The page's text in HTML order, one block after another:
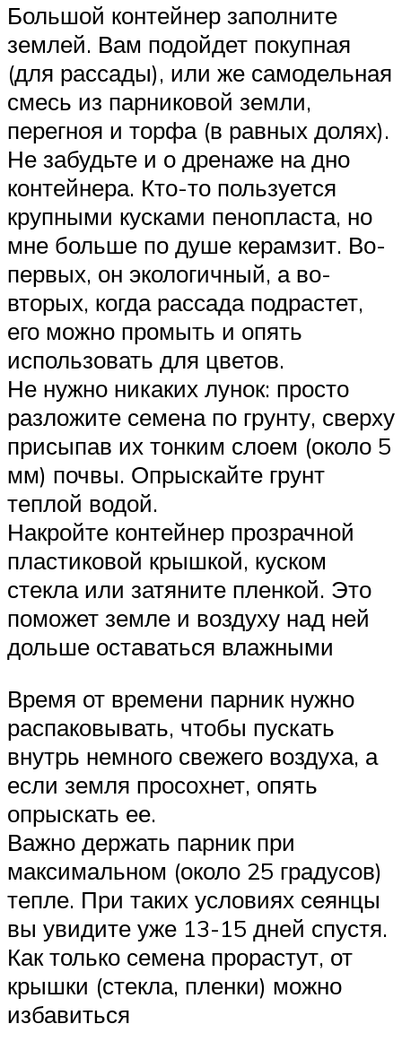
Большой контейнер заполните
землей. Вам подойдет покупная
(для рассады), или же самодельная
смесь из парниковой земли,
перегноя и торфа (в равных долях).
Не забудьте и о дренаже на дно
контейнера. Кто-то пользуется
крупными кусками пенопласта, но
мне больше по душе керамзит. Во-
первых, он экологичный, а во-
вторых, когда рассада подрастет,
его можно промыть и опять
использовать для цветов.
Не нужно никаких лунок: просто
разложите семена по грунту, сверху
присыпав их тонким слоем (около 5
мм) почвы. Опрыскайте грунт
теплой водой.
Накройте контейнер прозрачной
пластиковой крышкой, куском
стекла или затяните пленкой. Это
поможет земле и воздуху над ней
дольше оставаться влажными
Время от времени парник нужно
распаковывать, чтобы пускать
внутрь немного свежего воздуха, а
если земля просохнет, опять
опрыскать ее.
Важно держать парник при
максимальном (около 25 градусов)
тепле. При таких условиях сеянцы
вы увидите уже 13-15 дней спустя.
Как только семена прорастут, от
крышки (стекла, пленки) можно
избавиться